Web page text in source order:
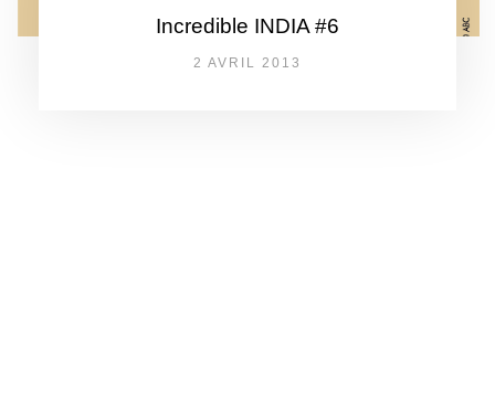
Incredible INDIA #6
2 AVRIL 2013